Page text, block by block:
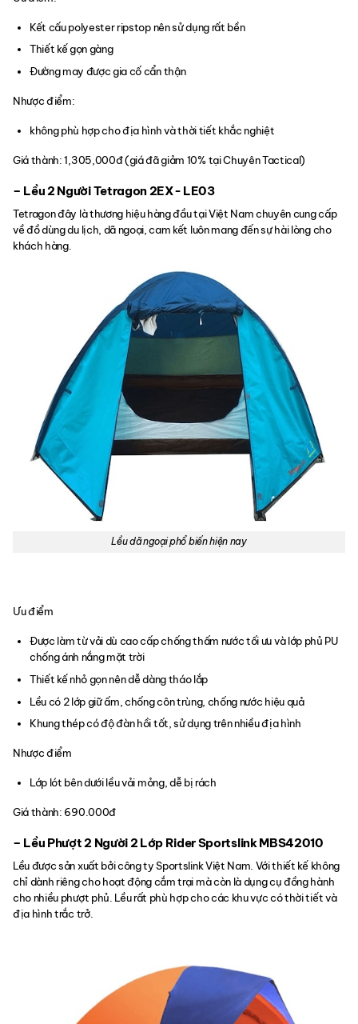
Kết cấu polyester ripstop nên sử dụng rất bền
Thiết kế gọn gàng
Đường may được gia cố cẩn thận
Nhược điểm:
không phù hợp cho địa hình và thời tiết khắc nghiệt
Giá thành: 1,305,000đ (giá đã giảm 10% tại Chuyên Tactical)
– Lều 2 Người Tetragon 2EX- LE03
Tetragon đây là thương hiệu hàng đầu tại Việt Nam chuyên cung cấp
về đồ dùng du lịch, dã ngoại, cam kết luôn mang đến sự hài lòng cho
khách hàng.
Lều dã ngoại phổ biến hiện nay
Ưu điểm
Được làm từ vải dù cao cấp chống thấm nước tối ưu và lớp phủ PU
chống ánh nắng mặt trời
Thiết kế nhỏ gọn nên dễ dàng tháo lắp
Lều có 2 lớp giữ ấm, chống côn trùng, chống nước hiệu quả
Khung thép có độ đàn hồi tốt, sử dụng trên nhiều địa hình
Nhược điểm
Lớp lót bên dưới lều vải mỏng, dễ bị rách
Giá thành: 690.000đ
– Lều Phượt 2 Người 2 Lớp Rider Sportslink MBS42010
Lều được sản xuất bởi công ty Sportslink Việt Nam. Với thiết kế không
chỉ dành riêng cho hoạt động cắm trại mà còn là dụng cụ đồng hành
cho nhiều phượt phủ. Lều rất phù hợp cho các khu vực có thời tiết và
địa hình trắc trở.